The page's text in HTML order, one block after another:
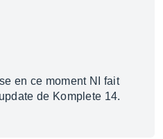
en ce moment NI fait
de Komplete 14.